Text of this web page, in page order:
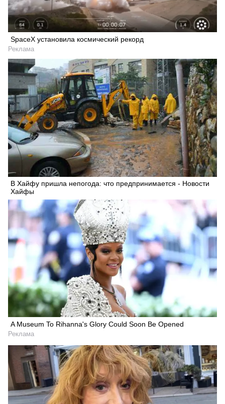
SpaceX установила космический рекорд
Реклама
В Хайфу пришла непогода: что предпринимается - Новости
Хайфы
A Museum To Rihanna's Glory Could Soon Be Opened
Реклама